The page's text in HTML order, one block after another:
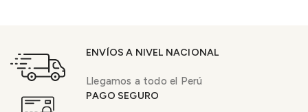
ENVÍOS A NIVEL NACIONAL
Llegamos a todo el Perú
PAGO SEGURO